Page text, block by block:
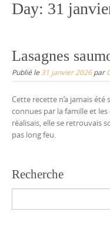
Day: 31
Lasagnes
Publié le31 janvier 2026par
Cette recette n’a jamais été
connues par la famille et les
réalisais, elle se retrouvais
pas long feu.
Recherche